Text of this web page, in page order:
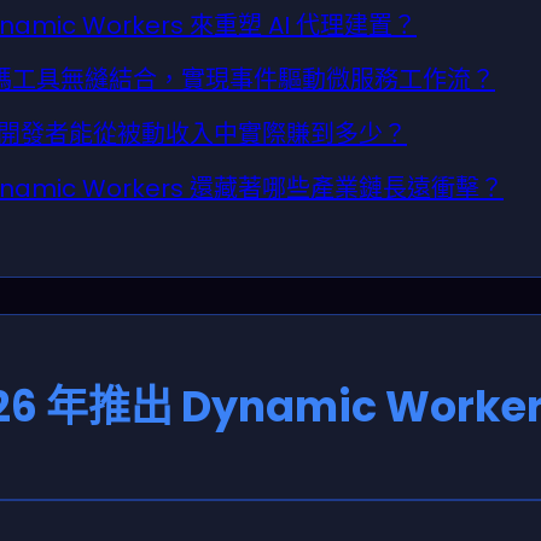
Workers 來重塑 AI 代理建置？
具無縫結合，實現事件驅動微服務工作流？
者能從被動收入中實際賺到多少？
Workers 還藏著哪些產業鏈長遠衝擊？
年推出 Dynamic